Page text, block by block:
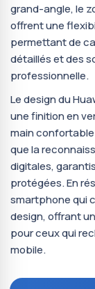
grand-angle, le
offrent une
permettant de
détaillés et des
professionnelle.
Le design du
une finition en
main
que la
digitales,
protégées. En
smartphone qui
design, offrant
pour ceux qui
mobile.